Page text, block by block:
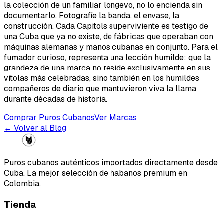
la colección de un familiar longevo, no lo encienda sin
documentarlo. Fotografíe la banda, el envase, la
construcción. Cada Capitols superviviente es testigo de
una Cuba que ya no existe, de fábricas que operaban con
máquinas alemanas y manos cubanas en conjunto. Para el
fumador curioso, representa una lección humilde: que la
grandeza de una marca no reside exclusivamente en sus
vitolas más celebradas, sino también en los humildes
compañeros de diario que mantuvieron viva la llama
durante décadas de historia.
Comprar Puros CubanosVer Marcas
← Volver al Blog
Puros cubanos auténticos importados directamente desde
Cuba. La mejor selección de habanos premium en
Colombia.
Tienda